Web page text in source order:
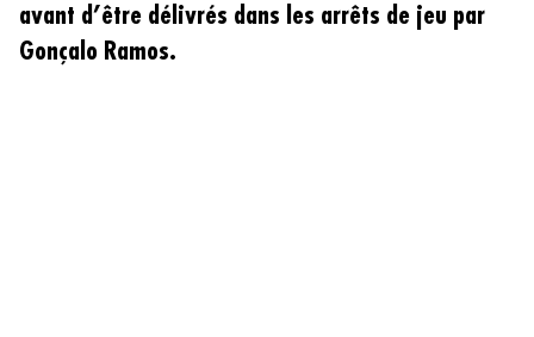
avant d’être délivrés dans les arrêts de jeu par
Gonçalo Ramos.